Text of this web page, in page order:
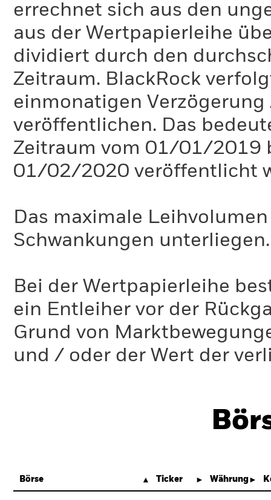
errechnet sich aus den
aus der Wertpapierleihe
dividiert durch den
Zeitraum. BlackRock
einmonatigen
veröffentlichen. Das
Zeitraum vom 01/01/2019
01/02/2020 veröffentlicht
Das maximale
Schwankungen unterliegen.
Bei der Wertpapierleihe
ein Entleiher vor der
Grund von
und / oder der Wert der
Börse Ticker Währung